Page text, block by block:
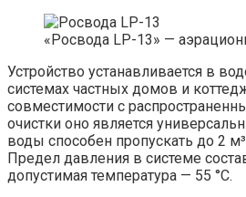
«Росвода LP-13» —
Устройство устанавливается в
системах частных домов и
совместимости с
очистки оно является
воды способен пропускать до 2
Предел давления в системе
допустимая температура — 55 °C.